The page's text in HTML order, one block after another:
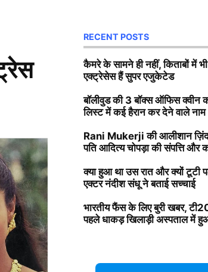
RECENT POSTS
कैमरे के सामने ही नहीं, किताबों में
एक्ट्रेसेस हैं सुपर एजुकेटेड
बॉलीवुड की 3 बॉक्स ऑफिस क्वीन
लिस्ट में कई हैरान कर देने वाले नाम
Rani Mukerji की आलीशान
पति आदित्य चोपड़ा की संपत्ति
क्या हुआ था उस रात और क्यों टूटी
एक्टर नंदीश संधू ने बताई सच्चाई
भारतीय फैंस के लिए बुरी खबर,
पहले धाकड़ खिलाड़ी अस्पताल में